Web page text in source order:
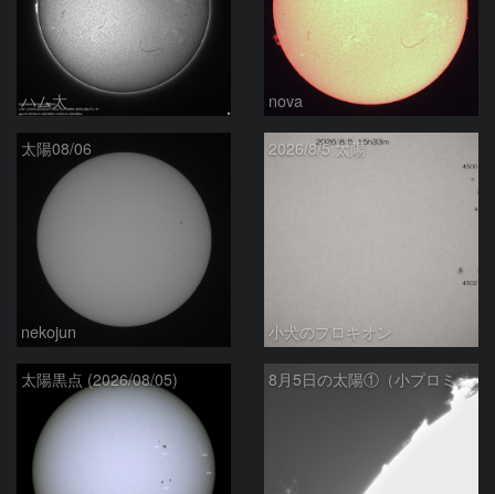
ハム太 nova
太陽08/06
nekojun
2026/8/5 太陽
小犬のプロキオン
太陽黒点 (2026/08/05) 8月5日の太陽①（小プロミネン噴出 ）